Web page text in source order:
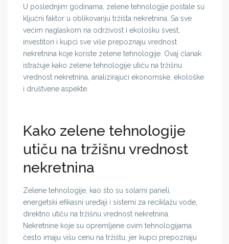
U poslednjim godinama, zelene tehnologije postale su
ključni faktor u oblikovanju tržišta nekretnina. Sa sve
većim naglaskom na održivost i ekološku svest,
investitori i kupci sve više prepoznaju vrednost
nekretnina koje koriste zelene tehnologije. Ovaj članak
istražuje kako zelene tehnologije utiču na tržišnu
vrednost nekretnina, analizirajući ekonomske, ekološke
i društvene aspekte.
Kako zelene tehnologije
utiču na tržišnu vrednost
nekretnina
Zelene tehnologije, kao što su solarni paneli,
energetski efikasni uređaji i sistemi za reciklažu vode,
direktno utiču na tržišnu vrednost nekretnina.
Nekretnine koje su opremljene ovim tehnologijama
često imaju višu cenu na tržištu, jer kupci prepoznaju